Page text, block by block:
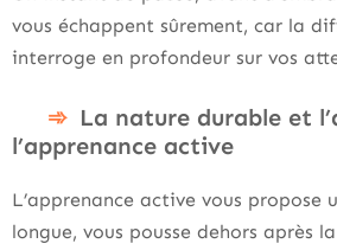
vous échappent sûrement, car la
interroge en profondeur sur vos
La nature durable et
l’apprenance active
L’apprenance active vous propose
longue, vous pousse dehors après